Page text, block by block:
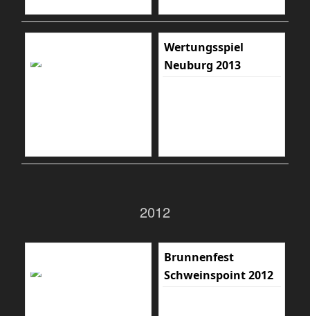
Wertungsspiel
Neuburg 2013
2012
Brunnenfest
Schweinspoint 2012